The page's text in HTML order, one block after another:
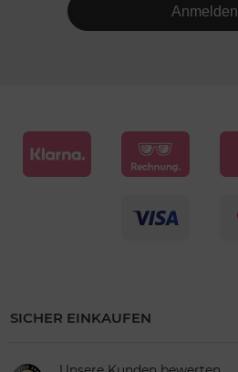
Anmelden
SICHER EINKAUFEN